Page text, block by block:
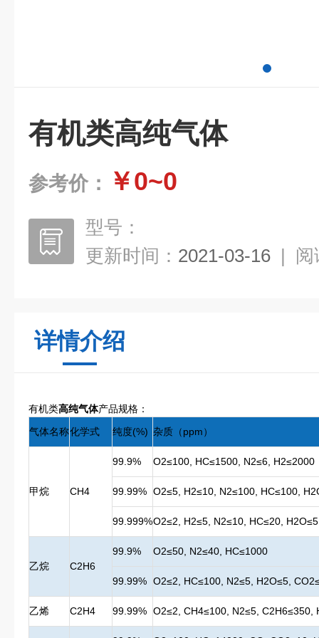
有机类高纯气体
参考价： ￥0~0
型号：
更新时间： 2021-03-16 | 阅
详情介绍
有机类高纯气体产品规格：
气体名称化学式 纯度(%) 杂质（ppm）
甲烷 CH4
99.9% O2≤100, HC≤1500, N2≤6, H2≤2000
99.99% O2≤5, H2≤10, N2≤100, HC≤100,
99.999%O2≤2, H2≤5, N2≤10, HC≤20,
乙烷 C2H6
99.9% O2≤50, N2≤40, HC≤1000
99.99% O2≤2, HC≤100, N2≤5, H2O≤5,
乙烯 C2H4 99.99% O2≤2, CH4≤100, N2≤5, C2H6≤350,